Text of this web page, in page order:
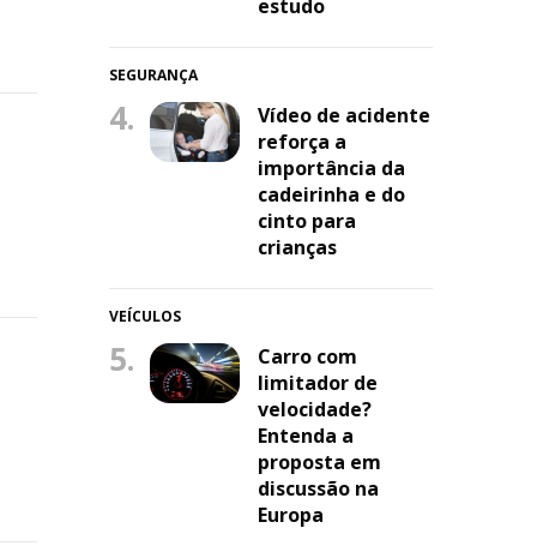
estudo
SEGURANÇA
4.
Vídeo de acidente
reforça a
importância da
cadeirinha e do
cinto para
crianças
VEÍCULOS
5.
Carro com
limitador de
velocidade?
Entenda a
proposta em
discussão na
Europa